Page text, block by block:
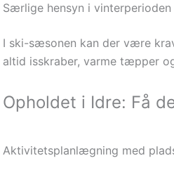
Særlige hensyn i vinterperioden
I ski-sæsonen kan der være
altid isskraber, varme tæpper
Opholdet i Idre: Få
Aktivitetsplanlægning med